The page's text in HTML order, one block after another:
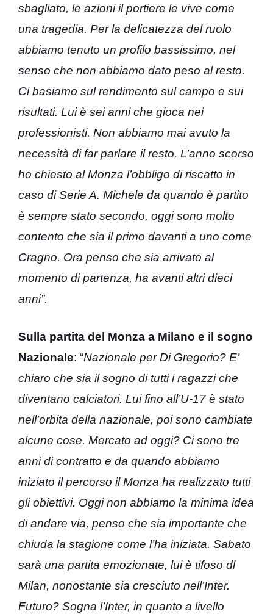
sbagliato, le azioni il portiere le vive come
una tragedia. Per la delicatezza del ruolo
abbiamo tenuto un profilo bassissimo, nel
senso che non abbiamo dato peso al resto.
Ci basiamo sul rendimento sul campo e sui
risultati. Lui è sei anni che gioca nei
professionisti. Non abbiamo mai avuto la
necessità di far parlare il resto. L’anno scorso
ho chiesto al Monza l’obbligo di riscatto in
caso di Serie A. Michele da quando è partito
è sempre stato secondo, oggi sono molto
contento che sia il primo davanti a uno come
Cragno. Ora penso che sia arrivato al
momento di partenza, ha avanti altri dieci
anni”.
Sulla partita del Monza a Milano e il sogno
Nazionale: “Nazionale per Di Gregorio? E’
chiaro che sia il sogno di tutti i ragazzi che
diventano calciatori. Lui fino all’U-17 è stato
nell’orbita della nazionale, poi sono cambiate
alcune cose. Mercato ad oggi? Ci sono tre
anni di contratto e da quando abbiamo
iniziato il percorso il Monza ha realizzato tutti
gli obiettivi. Oggi non abbiamo la minima idea
di andare via, penso che sia importante che
chiuda la stagione come l’ha iniziata. Sabato
sarà una partita emozionate, lui è tifoso dl
Milan, nonostante sia cresciuto nell’Inter.
Futuro? Sogna l’Inter, in quanto a livello